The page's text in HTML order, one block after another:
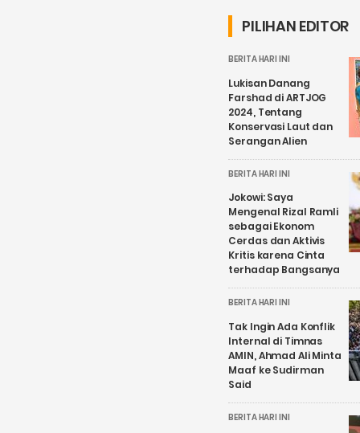
PILIHAN EDITOR
BERITA HARI INI
Lukisan Danang
Farshad di ARTJOG
2024, Tentang
Konservasi Laut dan
Serangan Alien
BERITA HARI INI
Jokowi: Saya
Mengenal Rizal Ramli
sebagai Ekonom
Cerdas dan Aktivis
Kritis karena Cinta
terhadap Bangsanya
BERITA HARI INI
Tak Ingin Ada Konflik
Internal di Timnas
AMIN, Ahmad Ali Minta
Maaf ke Sudirman
Said
BERITA HARI INI